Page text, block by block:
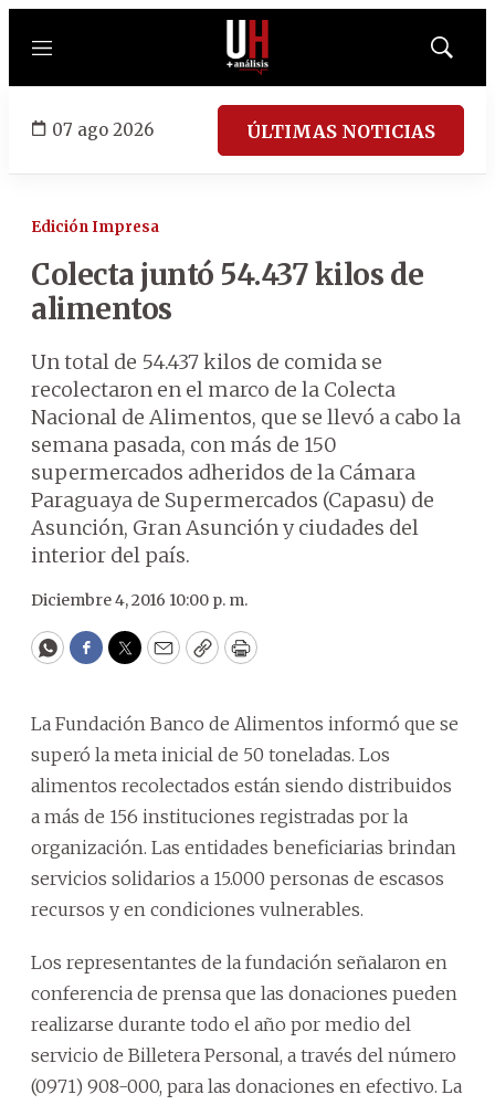
Menú
Mostrar
07 ago 2026 ÚLTIMAS NOTICIAS
Edición Impresa
Colecta juntó 54.437 kilos de
alimentos
Un total de 54.437 kilos de comida se
recolectaron en el marco de la Colecta
Nacional de Alimentos, que se llevó a cabo la
semana pasada, con más de 150
supermercados adheridos de la Cámara
Paraguaya de Supermercados (Capasu) de
Asunción, Gran Asunción y ciudades del
interior del país.
Diciembre 4, 2016 10:00 p. m.
WhatsApp
Facebook
Twitter
EmailCopyPrint
La Fundación Banco de Alimentos informó que se
superó la meta inicial de 50 toneladas. Los
alimentos recolectados están siendo distribuidos
a más de 156 instituciones registradas por la
organización. Las entidades beneficiarias brindan
servicios solidarios a 15.000 personas de escasos
recursos y en condiciones vulnerables.
Los representantes de la fundación señalaron en
conferencia de prensa que las donaciones pueden
realizarse durante todo el año por medio del
servicio de Billetera Personal, a través del número
(0971) 908-000, para las donaciones en efectivo. La